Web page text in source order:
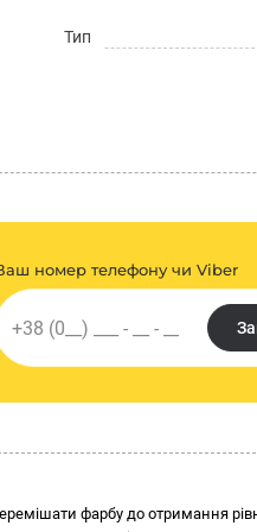
Остання актуальна інформація
та у супровідній документації.
Тоді оберіть Ceresit IN 56.
Тип
номер телефону чи Viber
фарбу до отримання